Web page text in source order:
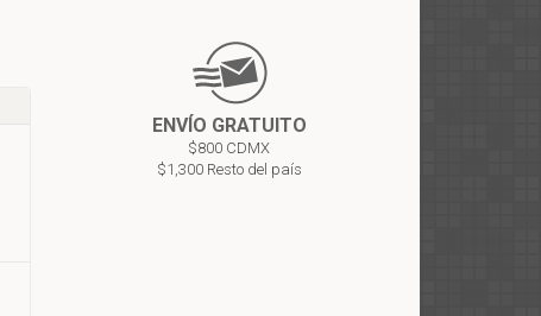
ENVÍO GRATUITO
$800 CDMX
$1,300 Resto del país